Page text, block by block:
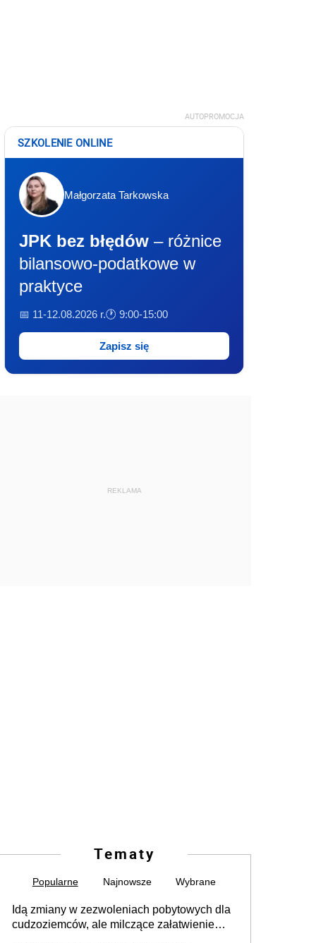
AUTOPROMOCJA
SZKOLENIE ONLINE
Małgorzata Tarkowska
JPK bez błędów – różnice
bilansowo-podatkowe w
praktyce
📅 11-12.08.2026 r.🕐 9:00-15:00
Zapisz się
REKLAMA
Tematy
Popularne Najnowsze Wybrane
Idą zmiany w zezwoleniach pobytowych dla
cudzoziemców, ale milczące załatwienie